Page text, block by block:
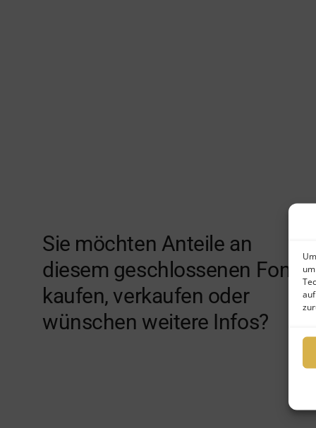
Sie möchten Anteile an
diesem geschlossenen Fonds
kaufen, verkaufen oder
wünschen weitere Infos?